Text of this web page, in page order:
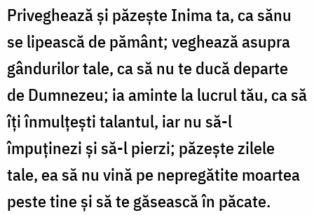
Priveghează şi păzeşte Inima ta, ca sănu
se lipească de pământ; veghează asupra
gândurilor tale, ca să nu te ducă departe
de Dumnezeu; ia aminte la lucrul tău, ca să
îți înmul­ţeşti talantul, iar nu să-l
împuţinezi şi să-l pierzi; păzeşte zilele
tale, ea să nu vină pe nepregătite moartea
peste tine şi să te găsească în păcate.